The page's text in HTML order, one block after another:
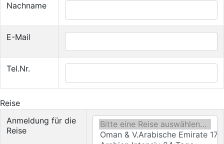
Nachname
E-Mail
Tel.Nr.
Reise
Anmeldung für die
Reise